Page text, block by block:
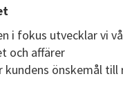
i fokus utvecklar vi
och affärer
kundens önskemål